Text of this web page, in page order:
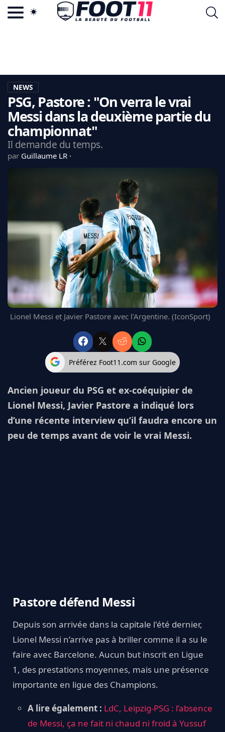
LA CHARTE
VIE PRIVÉE
CGU
CONTACTEZ-NOUS
REAL MADRID
FC BARCELONE
MANCHESTER UNITED
BAYERN
L'AVIS DE LA RÉDAC'
NEWS
PSG, Pastore : "On verra le vrai
Messi dans la deuxième partie du
championnat"
Il demande du temps.
par Guillaume LR
Lionel Messi et Javier Pastore avec l'Argentine. (IconSport)
Préférez Foot11.com sur Google
Ancien joueur du PSG et ex-coéquipier de
Lionel Messi, Javier Pastore a indiqué lors
d’une récente interview qu’il faudra encore un
peu de temps avant de voir le vrai Messi.
Pastore défend Messi
Depuis son arrivée dans la capitale l'été dernier,
Lionel Messi n’arrive pas à briller comme il a su le
faire avec Barcelone. Aucun but inscrit en Ligue
1, des prestations moyennes, mais une présence
importante en ligue des Champions.
A lire également : LdC, Leipzig-PSG : l’absence
de Messi, ça ne fait ni chaud ni froid à Yussuf